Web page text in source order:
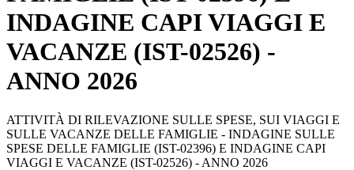
INDAGINE CAPI VIAGGI E
VACANZE (IST-02526) -
ANNO 2026
ATTIVITÀ DI RILEVAZIONE SULLE SPESE, SUI VIAGGI E
SULLE VACANZE DELLE FAMIGLIE - INDAGINE SULLE
SPESE DELLE FAMIGLIE (IST-02396) E INDAGINE CAPI
VIAGGI E VACANZE (IST-02526) - ANNO 2026